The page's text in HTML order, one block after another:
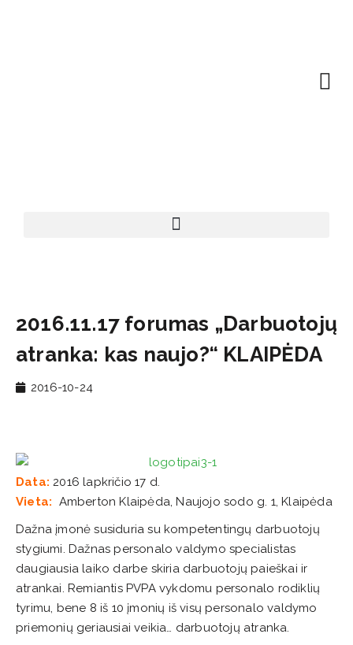
2016.11.17 forumas „Darbuotojų
atranka: kas naujo?“ KLAIPĖDA
2016-10-24
Data: 2016 lapkričio 17 d.
Vieta: Amberton Klaipėda, Naujojo sodo g. 1, Klaipėda
Dažna įmonė susiduria su kompetentingų darbuotojų
stygiumi. Dažnas personalo valdymo specialistas
daugiausia laiko darbe skiria darbuotojų paieškai ir
atrankai. Remiantis PVPA vykdomu personalo rodiklių
tyrimu, bene 8 iš 10 įmonių iš visų personalo valdymo
priemonių geriausiai veikia… darbuotojų atranka.